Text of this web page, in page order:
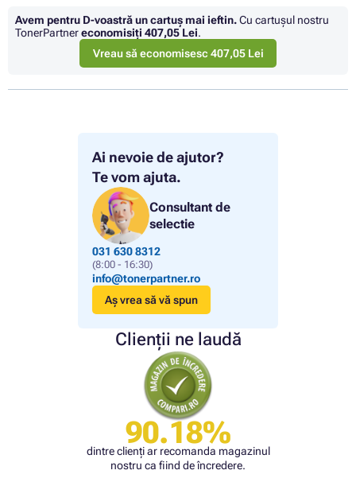
Ai nevoie de ajutor?
Te vom ajuta.
Consultant de
selectie
031 630 8312
(8:00 - 16:30)
info@tonerpartner.ro
Aș vrea să vă spun
Clienții ne laudă
90.18%
dintre clienți ar recomanda magazinul
nostru ca fiind de încredere.
Avem pentru D-voastră un cartuș mai ieftin.Cu cartuşul nostru
TonerPartnereconomisiţi 407,05 Lei.
Vreau să economisesc 407,05 Lei